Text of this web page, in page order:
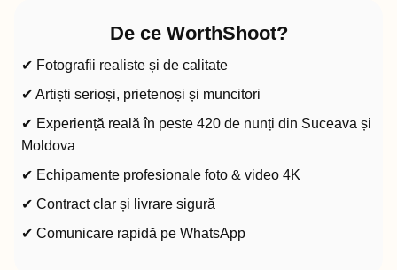
De ce WorthShoot?
✔ Fotografii realiste și de calitate
✔ Artiști serioși, prietenoși și muncitori
✔ Experiență reală în peste 420 de nunți din Suceava și
Moldova
✔ Echipamente profesionale foto & video 4K
✔ Contract clar și livrare sigură
✔ Comunicare rapidă pe WhatsApp